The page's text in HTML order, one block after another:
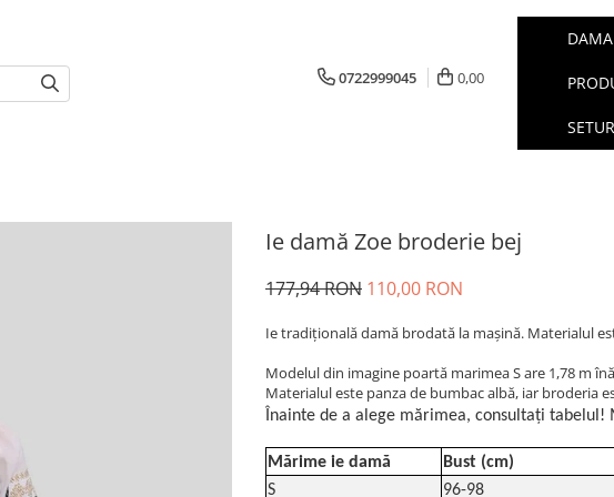
0722999045 0,00
DAMA
Ie damă Zoe broderie bej
177,94 RON 110,00 RON
Ie tradiţională damă brodată la maşină. Materialul
Modelul din imagine poartă marimea S are 1,78 m
Materialul este panza de bumbac albă, iar broderia
Înainte de a alege mărimea, consultați tabelul!
Mărime ie damă Bust (cm)
S
96-98